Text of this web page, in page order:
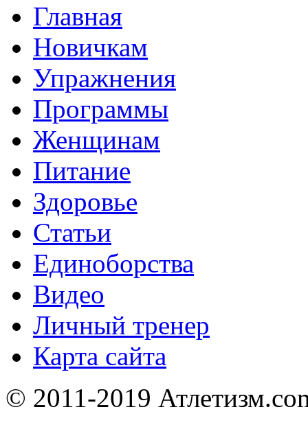
Главная
Новичкам
Упражнения
Программы
Женщинам
Питание
Здоровье
Статьи
Единоборства
Видео
Личный тренер
Карта сайта
© 2011-2019